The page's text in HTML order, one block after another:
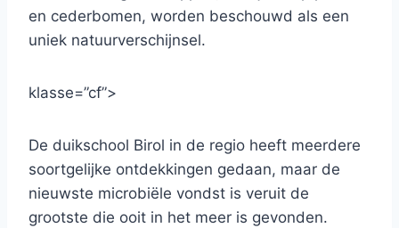
en cederbomen, worden beschouwd als een
uniek natuurverschijnsel.
klasse=”cf”>
De duikschool Birol in de regio heeft meerdere
soortgelijke ontdekkingen gedaan, maar de
nieuwste microbiële vondst is veruit de
grootste die ooit in het meer is gevonden.